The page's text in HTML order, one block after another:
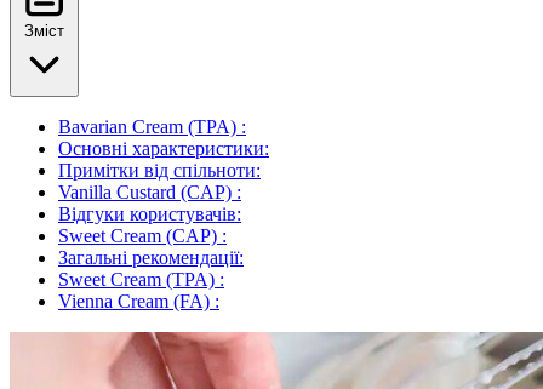
Зміст
Bavarian Cream (TPA) :
Основні характеристики:
Примітки від спільноти:
Vanilla Custard (CAP) :
Відгуки користувачів:
Sweet Cream (CAP) :
Загальні рекомендації:
Sweet Cream (TPA) :
Vienna Cream (FA) :